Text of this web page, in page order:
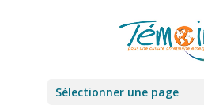
Sélectionner une page